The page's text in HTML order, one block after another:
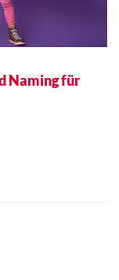
Naming für